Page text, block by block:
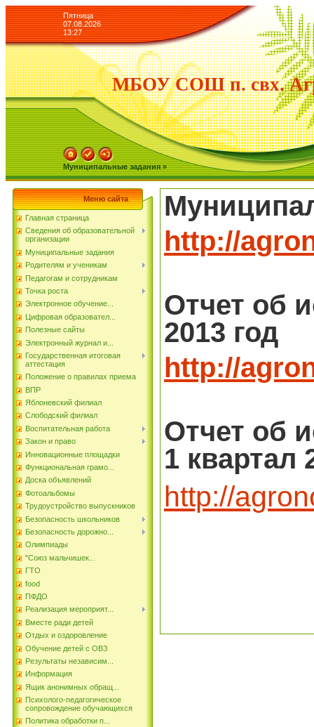
Пятница
07.08.2026
13:27
МБОУ СОШ п. свх.
Муниципальные задания »
Меню сайта
Главная страница
Сведения об образовательной
организации
Муниципальные задания
Родителям и ученикам
Педагогам и сотрудникам
Точка роста
Электронное обучение...
Цифровая образовател...
Полезные сайты
Электронный журнал и...
Государственная итоговая
аттестация
Положение о правилах приема
ВПР
Яблоневский филиал
Слободский филиал
Воспитательная работа
Закон и право
Инновационные площадки
Функциональная грамо...
Доска объявлений
Фотоальбомы
Трудоустройство выпускников
Безопасность школьников
Безопасность дорожно...
Олимпиады
"Союз мальчишек...
ГТО
food
ПФДО
Реализация мероприят...
Вместе ради детей
Отдых и оздоровление
Обучение детей с ОВЗ
Результаты независим...
Информация
Ящик анонимных обращ...
Психолого-педагогическое
сопровождение обучающихся
Политика обработки п...
http://
Отчет об
2013 год
http://
Отчет об
1 квартал
http://